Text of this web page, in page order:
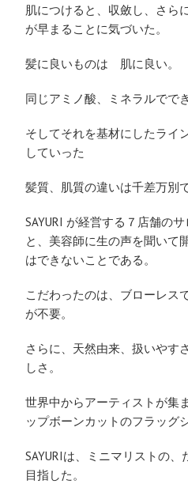
肌につけると、収斂し、さら
が早まることに気づいた。
髪に良いものは 肌に良い。
同じアミノ酸、ミネラルでで
そしてそれを基材にしたライ
していった
髪質、肌質の違いは千差万別
SAYURI が経営する７店舗の
と、美容師に生の声を聞いて
はできないことである。
こだわったのは、ブローレス
が不要。
さらに、天然由来、扱いやす
しさ。
世界中からアーティストが集
ップボーンカットのフラッグ
SAYURIは、ミニマリストの
目指した。